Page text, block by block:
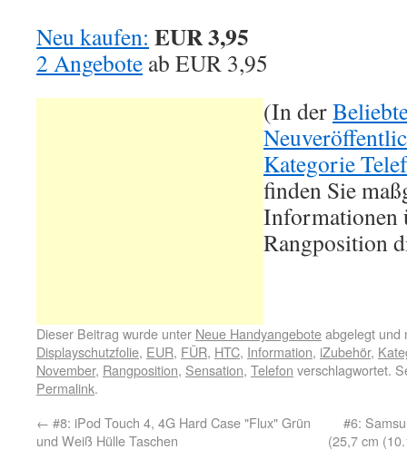
Neu kaufen: EUR 3,95
2 Angebote ab EUR 3,95
(In der
Kategorie
finden Sie
Informationen
Rangposition
Dieser Beitrag wurde unter Neue Handyangeboteabgelegt und
Displayschutzfolie, EUR, FÜR, HTC, Information, iZubehör,
November, Rangposition, Sensation, Telefon verschlagwortet.
Permalink.
← #8: iPod Touch 4, 4G Hard Case "Flux" Grün
und Weiß Hülle Taschen
#6:
(25,7 cm